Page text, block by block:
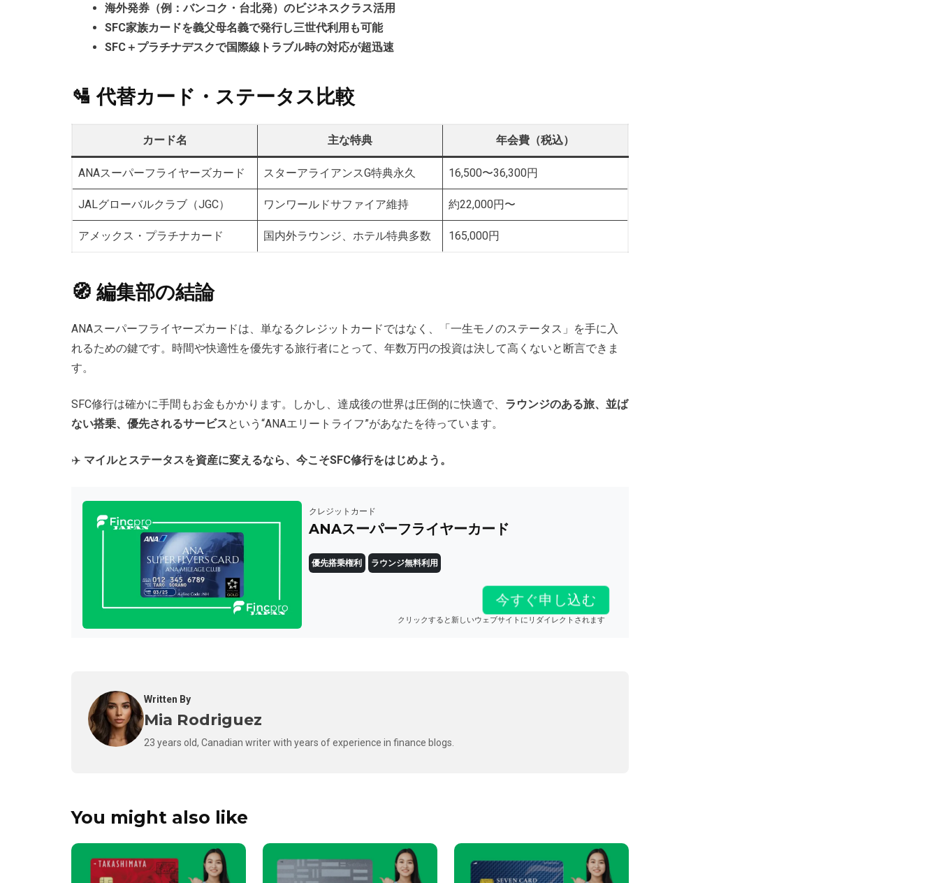
海外発券（例：バンコク・台北発）のビジネスクラス活用
SFC家族カードを義父母名義で発行し三世代利用も可能
SFC＋プラチナデスクで国際線トラブル時の対応が超迅速
🛂 代替カード・ステータス比較
カード名 主な特典 年会費（税込）
ANAスーパーフライヤーズカード スターアライアンスG特典永久 16,500〜36,300円
JALグローバルクラブ（JGC） ワンワールドサファイア維持 約22,000円〜
アメックス・プラチナカード 国内外ラウンジ、ホテル特典多数 165,000円
🧭 編集部の結論
ANAスーパーフライヤーズカードは、単なるクレジットカードではなく、「一生モノのステータス」を手に入
れるための鍵です。時間や快適性を優先する旅行者にとって、年数万円の投資は決して高くないと断言できま
す。
SFC修行は確かに手間もお金もかかります。しかし、達成後の世界は圧倒的に快適で、 ラウンジのある旅、並ば
ない搭乗、優先されるサービスという“ANAエリートライフ”があなたを待っています。
✈️ マイルとステータスを資産に変えるなら、今こそSFC修行をはじめよう。
クレジットカード
ANAスーパーフライヤーカード
優先搭乗権利 ラウンジ無料利用
今すぐ申し込む
クリックすると新しいウェブサイトにリダイレクトされます
Written By
Mia Rodriguez
23 years old, Canadian writer with years of experience in finance blogs.
You might also like